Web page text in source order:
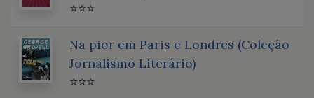
⭐⭐⭐
Na pior em Paris e Londres (Coleção
Jornalismo Literário)
⭐⭐⭐